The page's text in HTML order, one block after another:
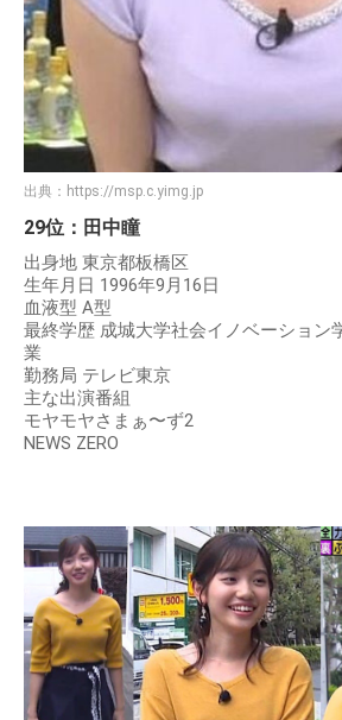
出典： https://msp.c.yimg.jp
29位：田中瞳
出身地 東京都板橋区
生年月日 1996年9月16日
血液型 A型
最終学歴 成城大学社会イノベーション
業
勤務局 テレビ東京
主な出演番組
モヤモヤさまぁ〜ず2
NEWS ZERO